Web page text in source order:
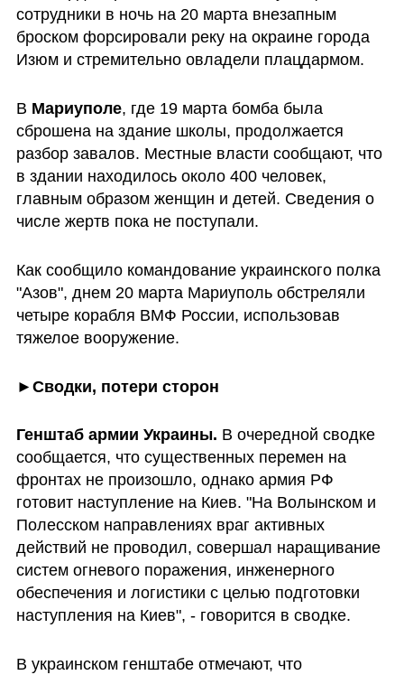
сотрудники в ночь на 20 марта внезапным
броском форсировали реку на окраине города
Изюм и стремительно овладели плацдармом.
В Мариуполе, где 19 марта бомба была
сброшена на здание школы, продолжается
разбор завалов. Местные власти сообщают, что
в здании находилось около 400 человек,
главным образом женщин и детей. Сведения о
числе жертв пока не поступали.
Как сообщило командование украинского полка
"Азов", днем 20 марта Мариуполь обстреляли
четыре корабля ВМФ России, использовав
тяжелое вооружение.
► Сводки, потери сторон
Генштаб армии Украины. В очередной сводке
сообщается, что существенных перемен на
фронтах не произошло, однако армия РФ
готовит наступление на Киев. "На Волынском и
Полесском направлениях враг активных
действий не проводил, совершал наращивание
систем огневого поражения, инженерного
обеспечения и логистики с целью подготовки
наступления на Киев", - говорится в сводке.
В украинском генштабе отмечают, что